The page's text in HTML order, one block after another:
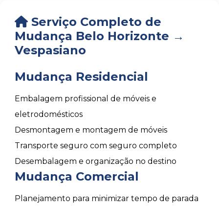
Serviço Completo de
Mudança Belo Horizonte →
Vespasiano
Mudança Residencial
Embalagem profissional de móveis e
eletrodomésticos
Desmontagem e montagem de móveis
Transporte seguro com seguro completo
Desembalagem e organização no destino
Mudança Comercial
Planejamento para minimizar tempo de parada